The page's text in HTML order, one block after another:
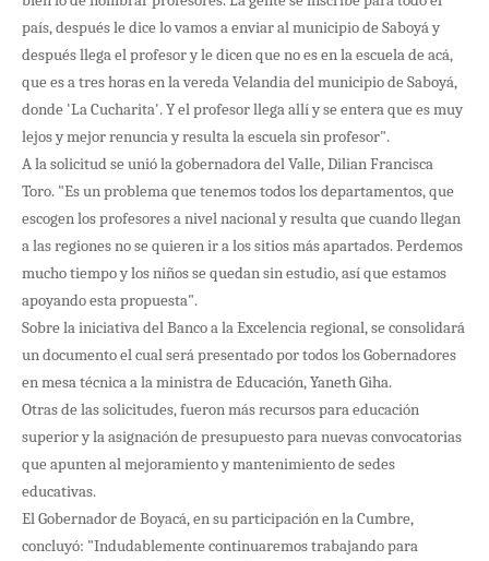
país, después le dice lo vamos a enviar al municipio de Saboyá y
después llega el profesor y le dicen que no es en la escuela de acá,
que es a tres horas en la vereda Velandia del municipio de Saboyá,
donde 'La Cucharita'. Y el profesor llega allí y se entera que es muy
lejos y mejor renuncia y resulta la escuela sin profesor".
A la solicitud se unió la gobernadora del Valle, Dilian Francisca
Toro. "Es un problema que tenemos todos los departamentos, que
escogen los profesores a nivel nacional y resulta que cuando llegan
a las regiones no se quieren ir a los sitios más apartados. Perdemos
mucho tiempo y los niños se quedan sin estudio, así que estamos
apoyando esta propuesta".
Sobre la iniciativa del Banco a la Excelencia regional, se consolidará
un documento el cual será presentado por todos los Gobernadores
en mesa técnica a la ministra de Educación, Yaneth Giha.
Otras de las solicitudes, fueron más recursos para educación
superior y la asignación de presupuesto para nuevas convocatorias
que apunten al mejoramiento y mantenimiento de sedes
educativas.
El Gobernador de Boyacá, en su participación en la Cumbre,
concluyó: "Indudablemente continuaremos trabajando para